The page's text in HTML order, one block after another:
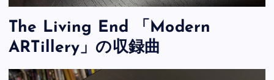
The Living End 「Modern
ARTillery」の収録曲